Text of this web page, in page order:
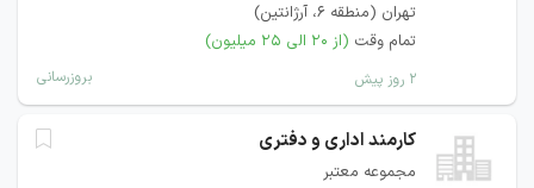
تهران (منطقه ۶، آرژانتین)
تمام وقت (از ۲۰ الی ۲۵ میلیون)
۲ روز پیش بروزرسانی
کارمند اداری و دفتری
مجموعه معتبر